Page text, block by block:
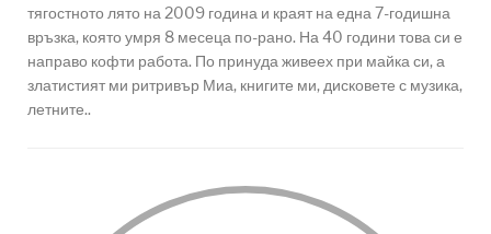
тягостното лято на 2009 година и краят на една 7-годишна
връзка, която умря 8 месеца по-рано. На 40 години това си е
направо кофти работа. По принуда живеех при майка си, а
златистият ми ритривър Миа, книгите ми, дисковете с музика,
летните..